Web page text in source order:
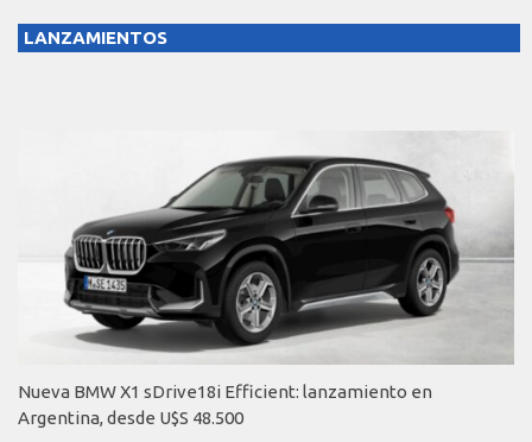
LANZAMIENTOS
Nueva BMW X1 sDrive18i Efficient: lanzamiento en
Argentina, desde U$S 48.500